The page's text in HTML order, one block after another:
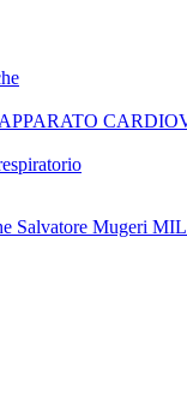
Salvatore Mugeri